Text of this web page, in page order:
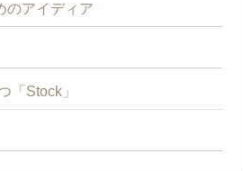
のアイディア
「Stock」